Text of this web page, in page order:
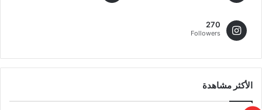
270
Followers
الأكثر مشاهدة